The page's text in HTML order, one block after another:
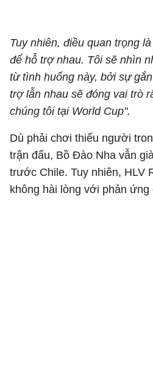
Tuy nhiên, điều quan trọng
để hỗ trợ nhau. Tôi sẽ nhìn
từ tình huống này, bởi sự
trợ lẫn nhau sẽ đóng vai trò
chúng tôi tại World Cup".
Dù phải chơi thiếu người
trận đấu, Bồ Đào Nha vẫn
trước Chile. Tuy nhiên, HLV
không hài lòng với phản ứng